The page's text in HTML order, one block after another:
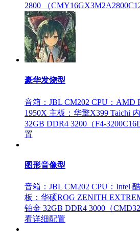
2800 （
豪华发烧型
音箱：JBL CM202 CPU：AMD
1950X 主板：华擎X399 Taichi
32GB DDR4 3200（F4-
置
图形音像型
音箱：JBL CM202 CPU：Intel
板：华硕ROG ZENITH
铂金 32GB DDR4 3000（
看详细配置